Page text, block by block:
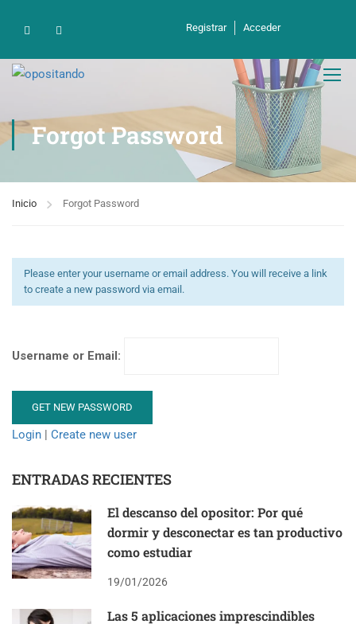
Registrar Acceder
Forgot Password
Inicio Forgot Password
Please enter your username or email address. You will receive a link
to create a new password via email.
Username or Email:
Login | Create new user
ENTRADAS RECIENTES
El descanso del opositor: Por qué
dormir y desconectar es tan productivo
como estudiar
19/01/2026
Las 5 aplicaciones imprescindibles